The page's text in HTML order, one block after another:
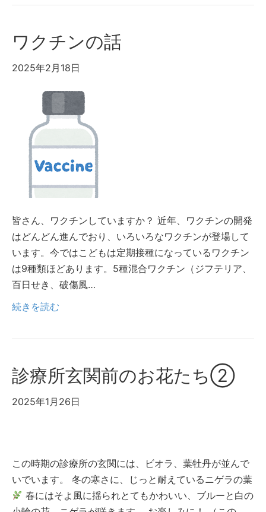
ワクチンの話
2025年2月18日
皆さん、ワクチンしていますか？ 近年、ワクチンの開発
はどんどん進んでおり、いろいろなワクチンが登場して
います。今ではこどもは定期接種になっているワクチン
は9種類ほどあります。5種混合ワクチン（ジフテリア、
百日せき、破傷風…
続きを読む
診療所玄関前のお花たち②
2025年1月26日
この時期の診療所の玄関には、ビオラ、葉牡丹が並んで
いでいます。 冬の寒さに、じっと耐えているニゲラの葉
春にはそよ風に揺られとてもかわいい、ブルーと白の